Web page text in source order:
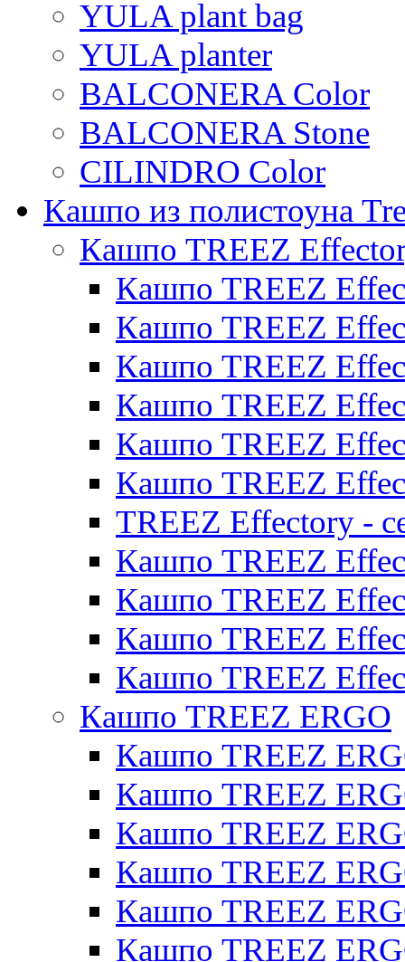
YULA plant bag
YULA planter
BALCONERA Color
BALCONERA Stone
CILINDRO Color
Кашпо из полистоуна
Кашпо TREEZ
Кашпо TREEZ
Кашпо TREEZ
Кашпо TREEZ
Кашпо TREEZ
Кашпо TREEZ
Кашпо TREEZ
TREEZ Effectory -
Кашпо TREEZ
Кашпо TREEZ
Кашпо TREEZ
Кашпо TREEZ
Кашпо TREEZ ERGO
Кашпо TREEZ
Кашпо TREEZ
Кашпо TREEZ
Кашпо TREEZ
Кашпо TREEZ
Кашпо TREEZ